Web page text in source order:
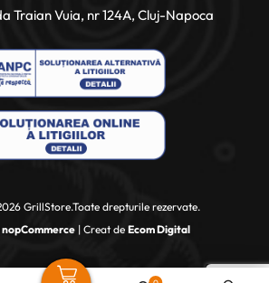
Traian Vuia, nr 124A, Cluj-Napoca
GrillStore.Toate drepturile rezervate.
nopCommerce | Creat de Ecom Digital